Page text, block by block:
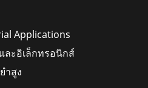
Applications
ละอิเล็กทรอนิกส์
ำสูง